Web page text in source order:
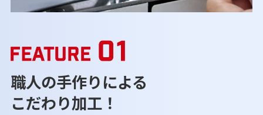
職人の手作りによる
こだわり加工！